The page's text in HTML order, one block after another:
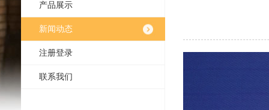
产品展示
新闻动态
注册登录
联系我们